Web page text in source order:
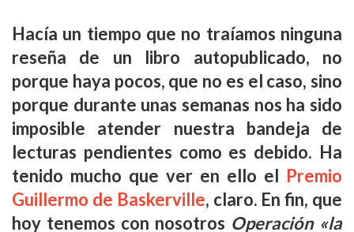
Hacía un tiempo que no traíamos ninguna
reseña de un libro autopublicado, no
porque haya pocos, que no es el caso, sino
porque durante unas semanas nos ha sido
imposible atender nuestra bandeja de
lecturas pendientes como es debido. Ha
tenido mucho que ver en ello el Premio
Guillermo de Baskerville, claro. En fin, que
hoy tenemos con nosotros Operación «la